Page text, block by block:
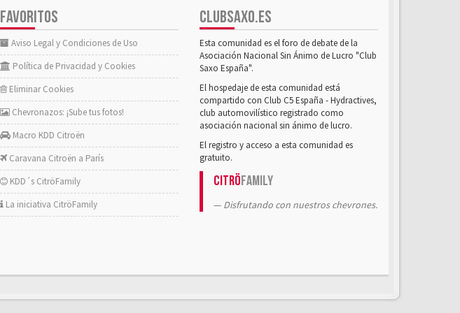
FAVORITOS
Aviso Legal y Condiciones de Uso
Política de Privacidad y Cookies
Eliminar Cookies
Chevronazos: ¡Sube tus fotos!
Macro KDD Citroën
Caravana Citroën a París
KDD´s CitröFamily
La iniciativa CitröFamily
CLUBSAXO.ES
Esta comunidad es el foro de debate de la
Asociación Nacional Sin Ánimo de Lucro "Club
Saxo España".
El hospedaje de esta comunidad está
compartido con Club C5 España - Hydractives,
club automovilístico registrado como
asociación nacional sin ánimo de lucro.
El registro y acceso a esta comunidad es
gratuito.
CitröFamily
Disfrutando con nuestros chevrones.